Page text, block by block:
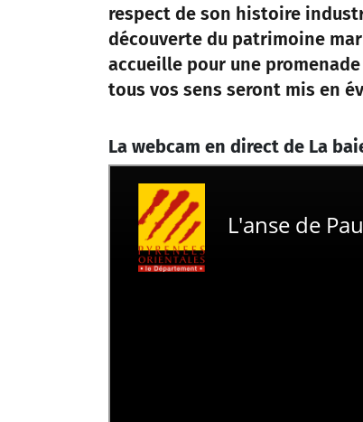
respect de son histoire
découverte du patrimoine
accueille pour une
tous vos sens seront mis en
La webcam en direct de La